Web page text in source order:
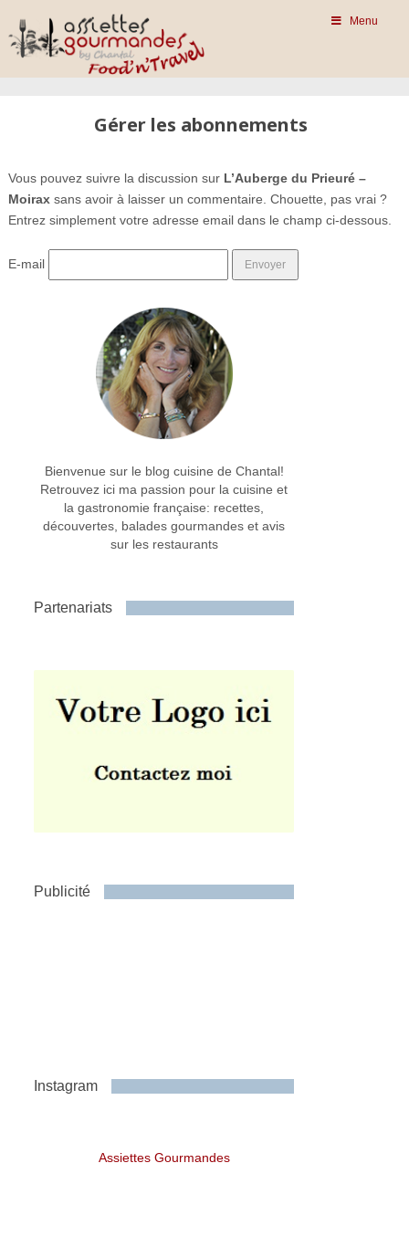
Menu
Gérer les abonnements
Vous pouvez suivre la discussion sur L’Auberge du Prieuré –
Moiraxsans avoir à laisser un commentaire. Chouette, pas vrai ?
Entrez simplement votre adresse email dans le champ ci-dessous.
E-mail
Bienvenue sur le blog cuisine de Chantal!
Retrouvez ici ma passion pour la cuisine et
la gastronomie française: recettes,
découvertes, balades gourmandes et avis
sur les restaurants
Partenariats
Publicité
Instagram
Assiettes Gourmandes